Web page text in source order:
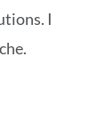
I